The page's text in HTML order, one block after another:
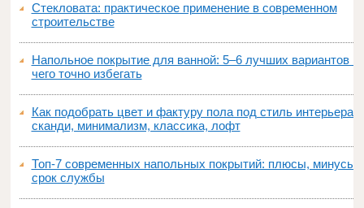
Стекловата: практическое применение в современном
строительстве
Напольное покрытие для ванной: 5–6 лучших вариантов и
чего точно избегать
Как подобрать цвет и фактуру пола под стиль интерьера:
сканди, минимализм, классика, лофт
Топ‑7 современных напольных покрытий: плюсы, минусы,
срок службы